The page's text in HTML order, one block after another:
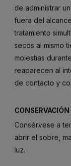
de administrar
fuera del
tratamiento
secos al mismo
molestias
reaparecen al
de contacto y
Consérvese a
abrir el sobre,
luz.